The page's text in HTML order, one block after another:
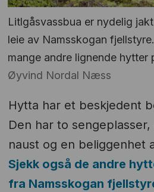
Litlgåsvassbua er nydelig
leie av Namsskogan
mange andre lignende hytter
Øyvind Nordal Næss
Hytta har et beskjedent
Den har to
naust og en beliggenhet
Sjekk også de andre
fra Namsskogan